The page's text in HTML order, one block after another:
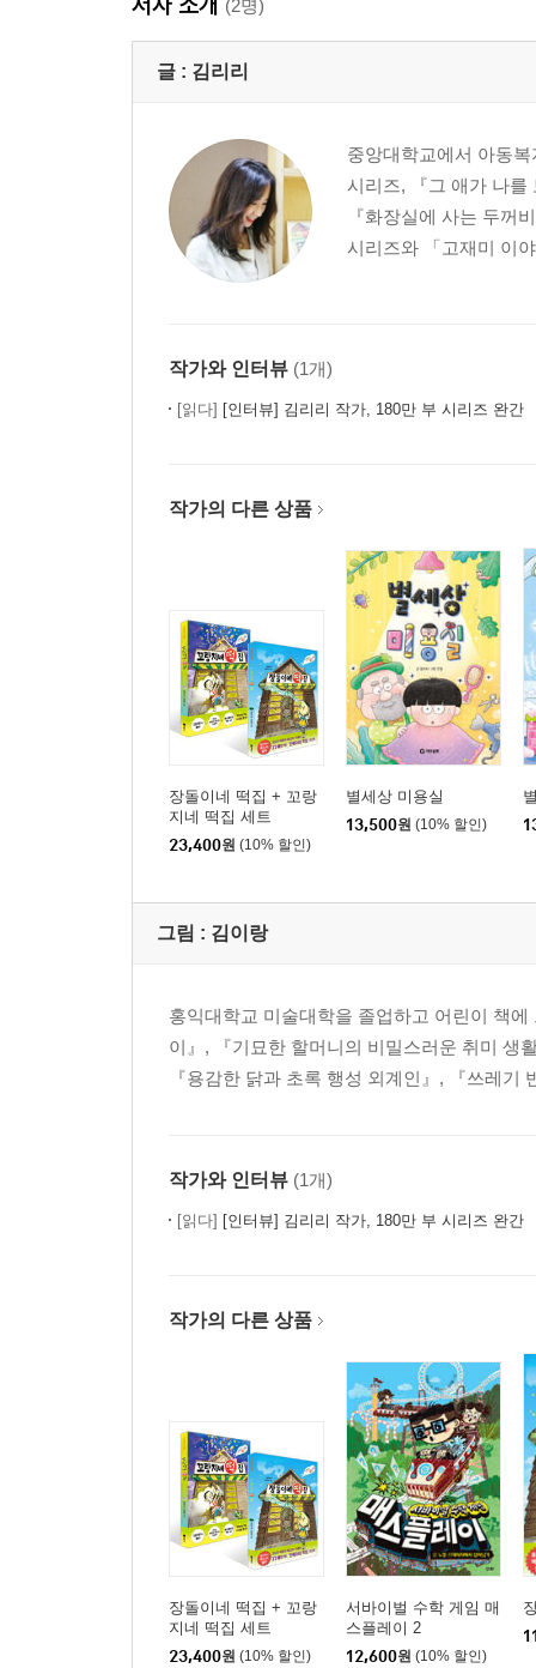
(2명)
글 : 김리리
중앙대학교에서 아동
시리즈, 『그 애가 나를
『화장실에 사는 두꺼
시리즈와 「고재미 이
작가와 인터뷰 (1개)
[읽다] [인터뷰] 김리리 작가, 180만 부 시리즈 완간 『꼬
작가의 다른 상품
장돌이네 떡집 + 꼬랑
지네 떡집 세트
23,400원 (10% 할인)
별세상 미용실
13,500원 (10% 할인)
그림 : 김이랑
홍익대학교 미술대학을 졸업하고 어린이 책
이』, 『기묘한 할머니의 비밀스러운 취미 생
『용감한 닭과 초록 행성 외계인』, 『쓰레기
작가와 인터뷰 (1개)
[읽다] [인터뷰] 김리리 작가, 180만 부 시리즈 완간 『꼬
작가의 다른 상품
장돌이네 떡집 + 꼬랑
지네 떡집 세트
23,400원 (10% 할인)
서바이벌 수학 게임 매
스플레이 2
12,600원 (10% 할인)